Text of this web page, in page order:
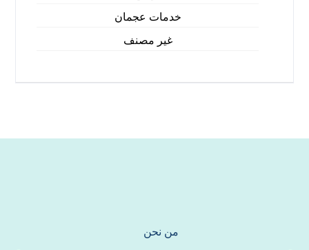
خدمات عجمان
غير مصنف
من نحن